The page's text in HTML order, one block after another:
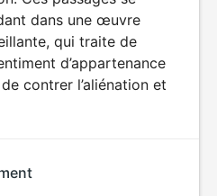
dans une œuvre
qui traite de
d’appartenance
contrer l’aliénation et